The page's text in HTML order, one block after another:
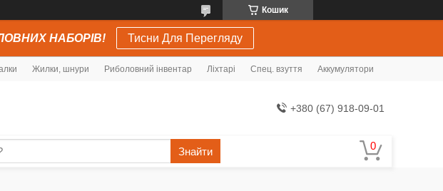
Кошик
НАБОРІВ! Тисни Для Перегляду
Жилки, шнури Риболовний інвентар Ліхтарі Спец. взуття Аккумулятори
+380 (67) 918-09-01
Знайти